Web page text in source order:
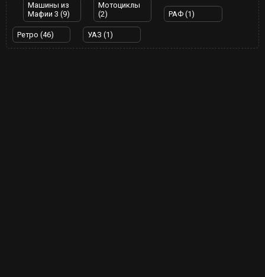
Машины из
Мафии 3 (9)
Мотоциклы
(2)
РАФ (1)
Ретро (46) УАЗ (1)